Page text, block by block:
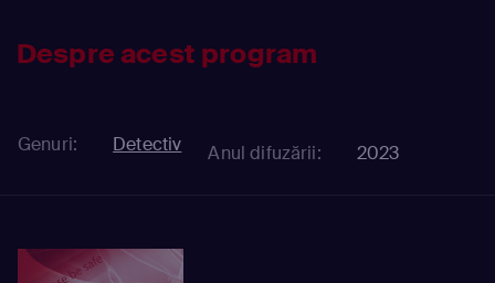
Despre acest program
Genuri: Detectiv Anul difuzării: 2023